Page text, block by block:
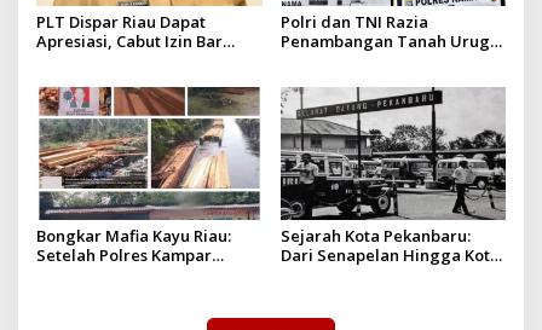
PLT Dispar Riau Dapat
Apresiasi, Cabut Izin Bar
Polri dan TNI Razia
Penambangan Tanah Urug,
Bongkar Mafia Kayu Riau:
Setelah Polres Kampar
Hapus Berita Kian Menguat
Sejarah Kota Pekanbaru:
Dari Senapelan Hingga Kota